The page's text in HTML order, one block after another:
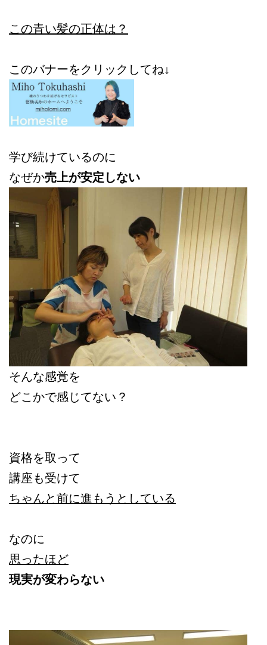
この青い髪の正体は？
このバナーをクリックしてね↓
学び続けているのに
なぜか売上が安定しない
そんな感覚を
どこかで感じてない？
資格を取って
講座も受けて
ちゃんと前に進もうとしている
なのに
思ったほど
現実が変わらない